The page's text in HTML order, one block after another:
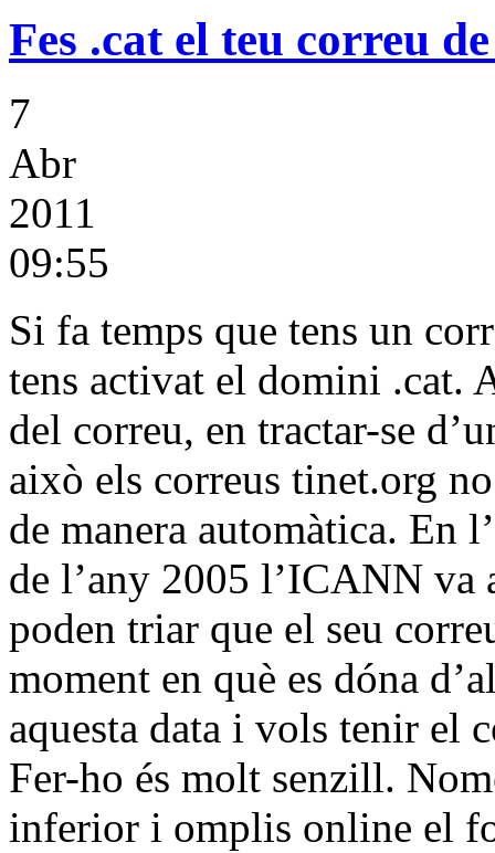
Fes .cat el teu correu
7
Abr
2011
09:55
Si fa temps que tens un
tens activat el domini .cat.
del correu, en tractar-se
això els correus tinet.org
de manera automàtica. En
de l’any 2005 l’ICANN va
poden triar que el seu
moment en què es dóna
aquesta data i vols tenir el
Fer-ho és molt senzill.
inferior i omplis online el